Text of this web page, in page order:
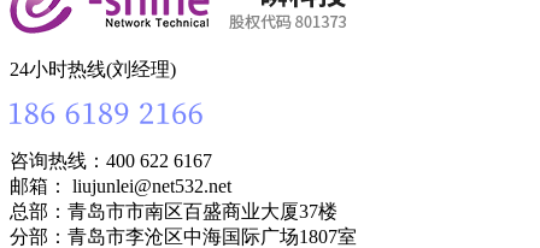
24小时热线(刘经理)
咨询热线：400 622 6167
邮箱： liujunlei@net532.net
总部：青岛市市南区百盛商业大厦37楼
分部：青岛市李沧区中海国际广场1807室